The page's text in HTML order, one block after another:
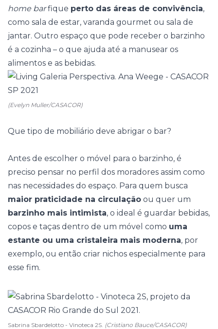
home barfique perto das áreas de convivência,
como sala de estar, varanda gourmet ou sala de
jantar. Outro espaço que pode receber o barzinho
é a cozinha – o que ajuda até a manusear os
alimentos e as bebidas.
(Evelyn Muller/CASACOR)
Que tipo de mobiliário deve abrigar o bar?
Antes de escolher o móvel para o barzinho, é
preciso pensar no perfil dos moradores assim como
nas necessidades do espaço. Para quem busca
maior praticidade na circulação ou quer um
barzinho mais intimista, o ideal é guardar bebidas,
copos e taças dentro de um móvel como uma
estante ou uma cristaleira mais moderna, por
exemplo, ou então criar nichos especialmente para
esse fim.
Sabrina Sbardelotto - Vinoteca 2S. (Cristiano Bauce/CASACOR)